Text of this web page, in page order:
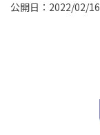
公開日：2022/02/16